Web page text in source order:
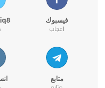
فيسبوك
اعجاب
متابع